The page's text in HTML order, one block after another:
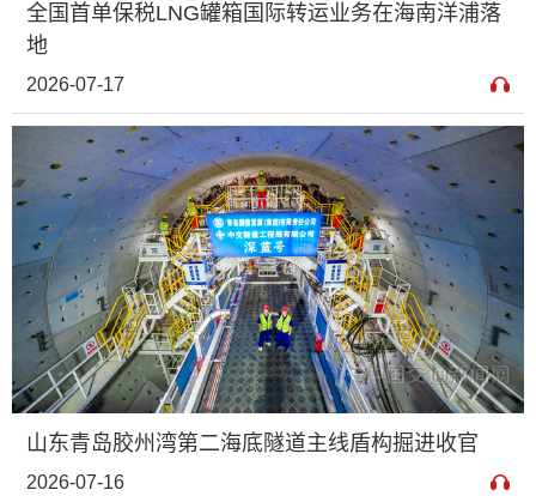
全国首单保税LNG罐箱国际转运业务在海南洋浦落
地
2026-07-17
山东青岛胶州湾第二海底隧道主线盾构掘进收官
2026-07-16